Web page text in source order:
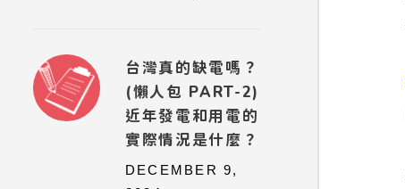
台灣真的缺電嗎？
(懶人包 PART-2)
近年發電和用電的
實際情況是什麼？
DECEMBER 9,